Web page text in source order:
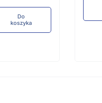
Do
koszyka